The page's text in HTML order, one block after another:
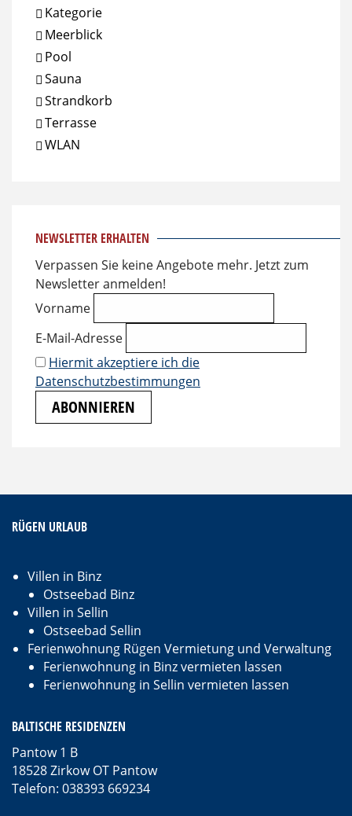
Kategorie
Meerblick
Pool
Sauna
Strandkorb
Terrasse
WLAN
NEWSLETTER ERHALTEN
Verpassen Sie keine Angebote mehr. Jetzt zum
Newsletter anmelden!
Vorname
E-Mail-Adresse
Hiermit akzeptiere ich die
Datenschutzbestimmungen
RÜGEN URLAUB
Villen in Binz
Ostseebad Binz
Villen in Sellin
Ostseebad Sellin
Ferienwohnung Rügen Vermietung und Verwaltung
Ferienwohnung in Binz vermieten lassen
Ferienwohnung in Sellin vermieten lassen
BALTISCHE RESIDENZEN
Pantow 1 B
18528 Zirkow OT Pantow
Telefon: 038393 669234